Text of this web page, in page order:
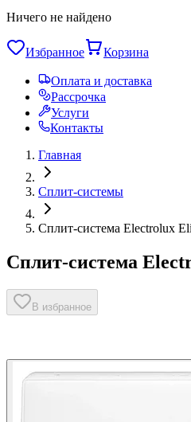
Ничего не найдено
Избранное Корзина
Оплата и доставка
Рассрочка
Услуги
Контакты
Главная
Сплит-системы
Сплит-система Electrolux
Сплит-система
В избранное